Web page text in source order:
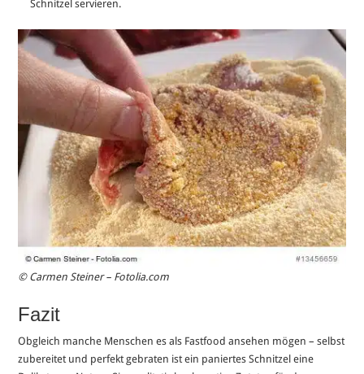
Schnitzel servieren.
© Carmen Steiner – Fotolia.com
Fazit
Obgleich manche Menschen es als Fastfood ansehen mögen – selbst
zubereitet und perfekt gebraten ist ein paniertes Schnitzel eine